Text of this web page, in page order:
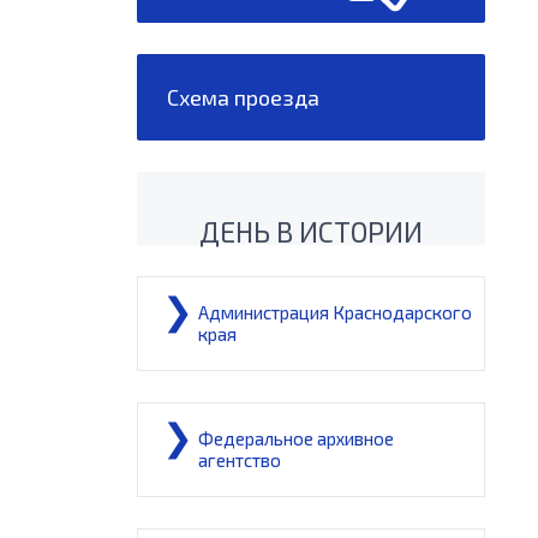
Схема проезда
ДЕНЬ В ИСТОРИИ
Администрация Краснодарского
края
Федеральное архивное
агентство